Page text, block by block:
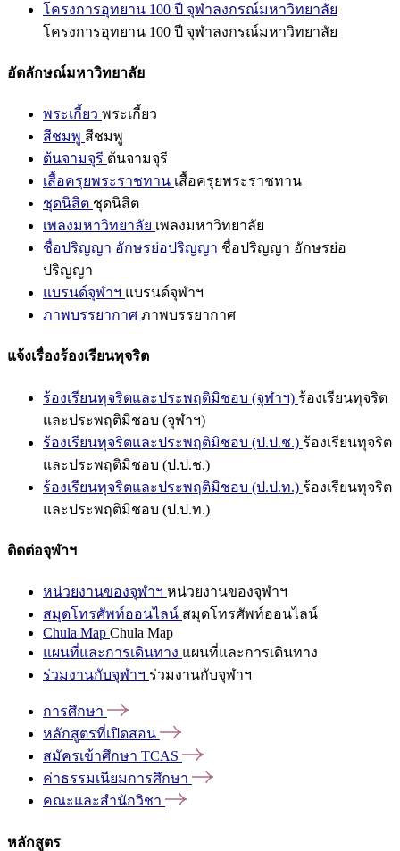
โครงการอุทยาน 100 ปี จุฬาลงกรณ์มหาวิทยาลัย
โครงการอุทยาน 100 ปี จุฬาลงกรณ์มหาวิทยาลัย
อัตลักษณ์มหาวิทยาลัย
พระเกี้ยว พระเกี้ยว
สีชมพู สีชมพู
ต้นจามจุรี ต้นจามจุรี
เสื้อครุยพระราชทาน เสื้อครุยพระราชทาน
ชุดนิสิต ชุดนิสิต
เพลงมหาวิทยาลัย เพลงมหาวิทยาลัย
ชื่อปริญญา อักษรย่อปริญญา ชื่อปริญญา อักษรย่อ
ปริญญา
แบรนด์จุฬาฯ แบรนด์จุฬาฯ
ภาพบรรยากาศ ภาพบรรยากาศ
แจ้งเรื่องร้องเรียนทุจริต
ร้องเรียนทุจริตและประพฤติมิชอบ (จุฬาฯ) ร้องเรียนทุจริต
และประพฤติมิชอบ (จุฬาฯ)
ร้องเรียนทุจริตและประพฤติมิชอบ (ป.ป.ช.) ร้องเรียนทุจริต
และประพฤติมิชอบ (ป.ป.ช.)
ร้องเรียนทุจริตและประพฤติมิชอบ (ป.ป.ท.) ร้องเรียนทุจริต
และประพฤติมิชอบ (ป.ป.ท.)
ติดต่อจุฬาฯ
หน่วยงานของจุฬาฯ หน่วยงานของจุฬาฯ
สมุดโทรศัพท์ออนไลน์ สมุดโทรศัพท์ออนไลน์
Chula Map Chula Map
แผนที่และการเดินทาง แผนที่และการเดินทาง
ร่วมงานกับจุฬาฯ ร่วมงานกับจุฬาฯ
การศึกษา
หลักสูตรที่เปิดสอน
สมัครเข้าศึกษา TCAS
ค่าธรรมเนียมการศึกษา
คณะและสำนักวิชา
หลักสูตร